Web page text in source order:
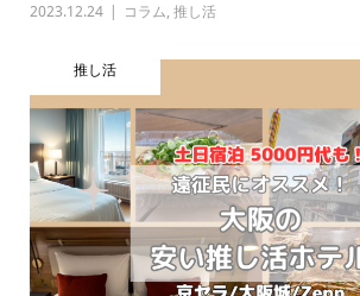
2023.12.24 コラム, 推し活
推し活